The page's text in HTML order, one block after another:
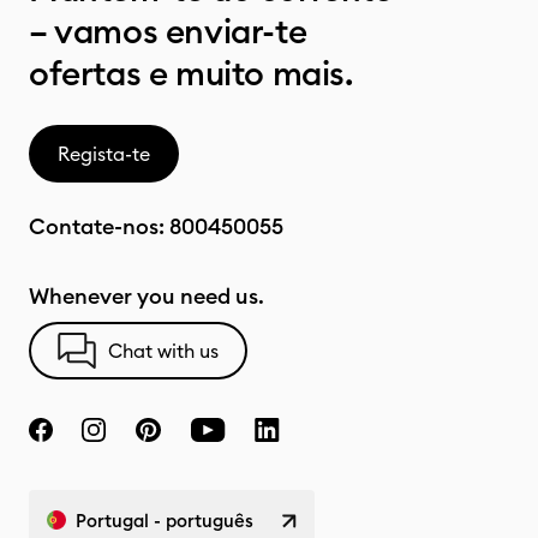
– vamos enviar-te
ofertas e muito mais.
Regista-te
Contate-nos: 800450055
Whenever you need us.
Chat with us
Portugal - português